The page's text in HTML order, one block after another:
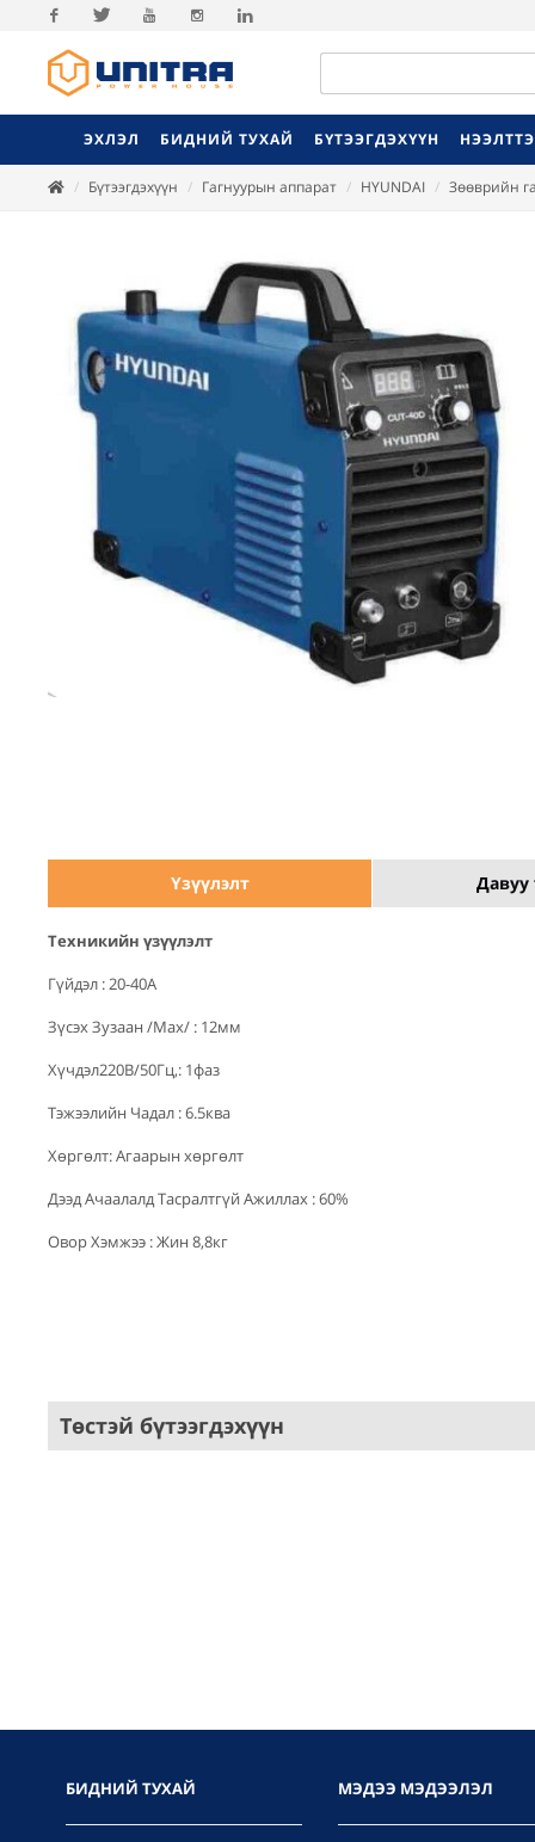
Facebook
ЭХЛЭЛ БИДНИЙ ТУХАЙ БҮТЭЭГДЭХҮҮН
Бүтээгдэхүүн Гагнуурын аппарат HYUNDAI Зөөврийн
Үзүүлэлт Давуу
Техникийн үзүүлэлт
Гүйдэл : 20-40А
Зүсэх Зузаан /Max/ : 12мм
Хүчдэл220В/50Гц,: 1фаз
Тэжээлийн Чадал : 6.5ква
Хөргөлт: Агаарын хөргөлт
Дээд Ачаалалд Тасралтгүй Ажиллах : 60%
Овор Хэмжээ : Жин 8,8кг
Төстэй бүтээгдэхүүн
БИДНИЙ ТУХАЙ МЭДЭЭ МЭДЭЭЛЭЛ